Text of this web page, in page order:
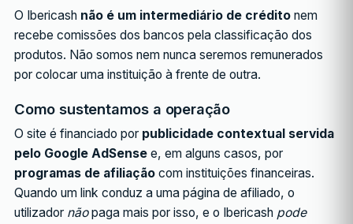
O Ibericash não é um intermediário de crédito nem
recebe comissões dos bancos pela classificação dos
produtos. Não somos nem nunca seremos remunerados
por colocar uma instituição à frente de outra.
Como sustentamos a operação
O site é financiado por publicidade contextual servida
pelo Google AdSense e, em alguns casos, por
programas de afiliação com instituições financeiras.
Quando um link conduz a uma página de afiliado, o
utilizador nãopaga mais por isso, e o Ibericash pode